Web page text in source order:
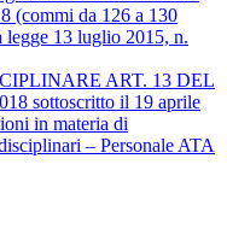
(commi da 126 a 130
legge 13 luglio 2015, n.
ART. 13 DEL
sottoscritto il 19 aprile
in materia di
– Personale ATA